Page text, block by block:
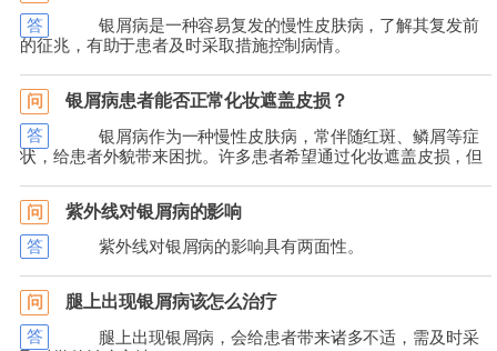
答
银屑病是一种容易复发的慢性皮肤病，了解其复发前
的征兆，有助于患者及时采取措施控制病情。
问 银屑病患者能否正常化妆遮盖皮损？
答
银屑病作为一种慢性皮肤病，常伴随红斑、鳞屑等症
状，给患者外貌带来困扰。许多患者希望通过化妆遮盖皮损，但
问 紫外线对银屑病的影响
答 紫外线对银屑病的影响具有两面性。
问 腿上出现银屑病该怎么治疗
答
腿上出现银屑病，会给患者带来诸多不适，需及时采